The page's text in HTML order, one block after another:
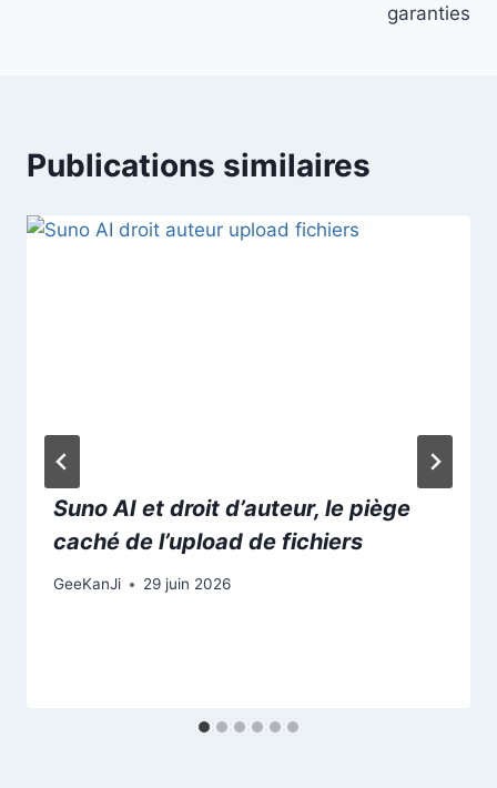
garanties
Publications similaires
Suno AI et droit d’auteur, le piège
caché de l’upload de fichiers
GeeKanJi 29 juin 2026